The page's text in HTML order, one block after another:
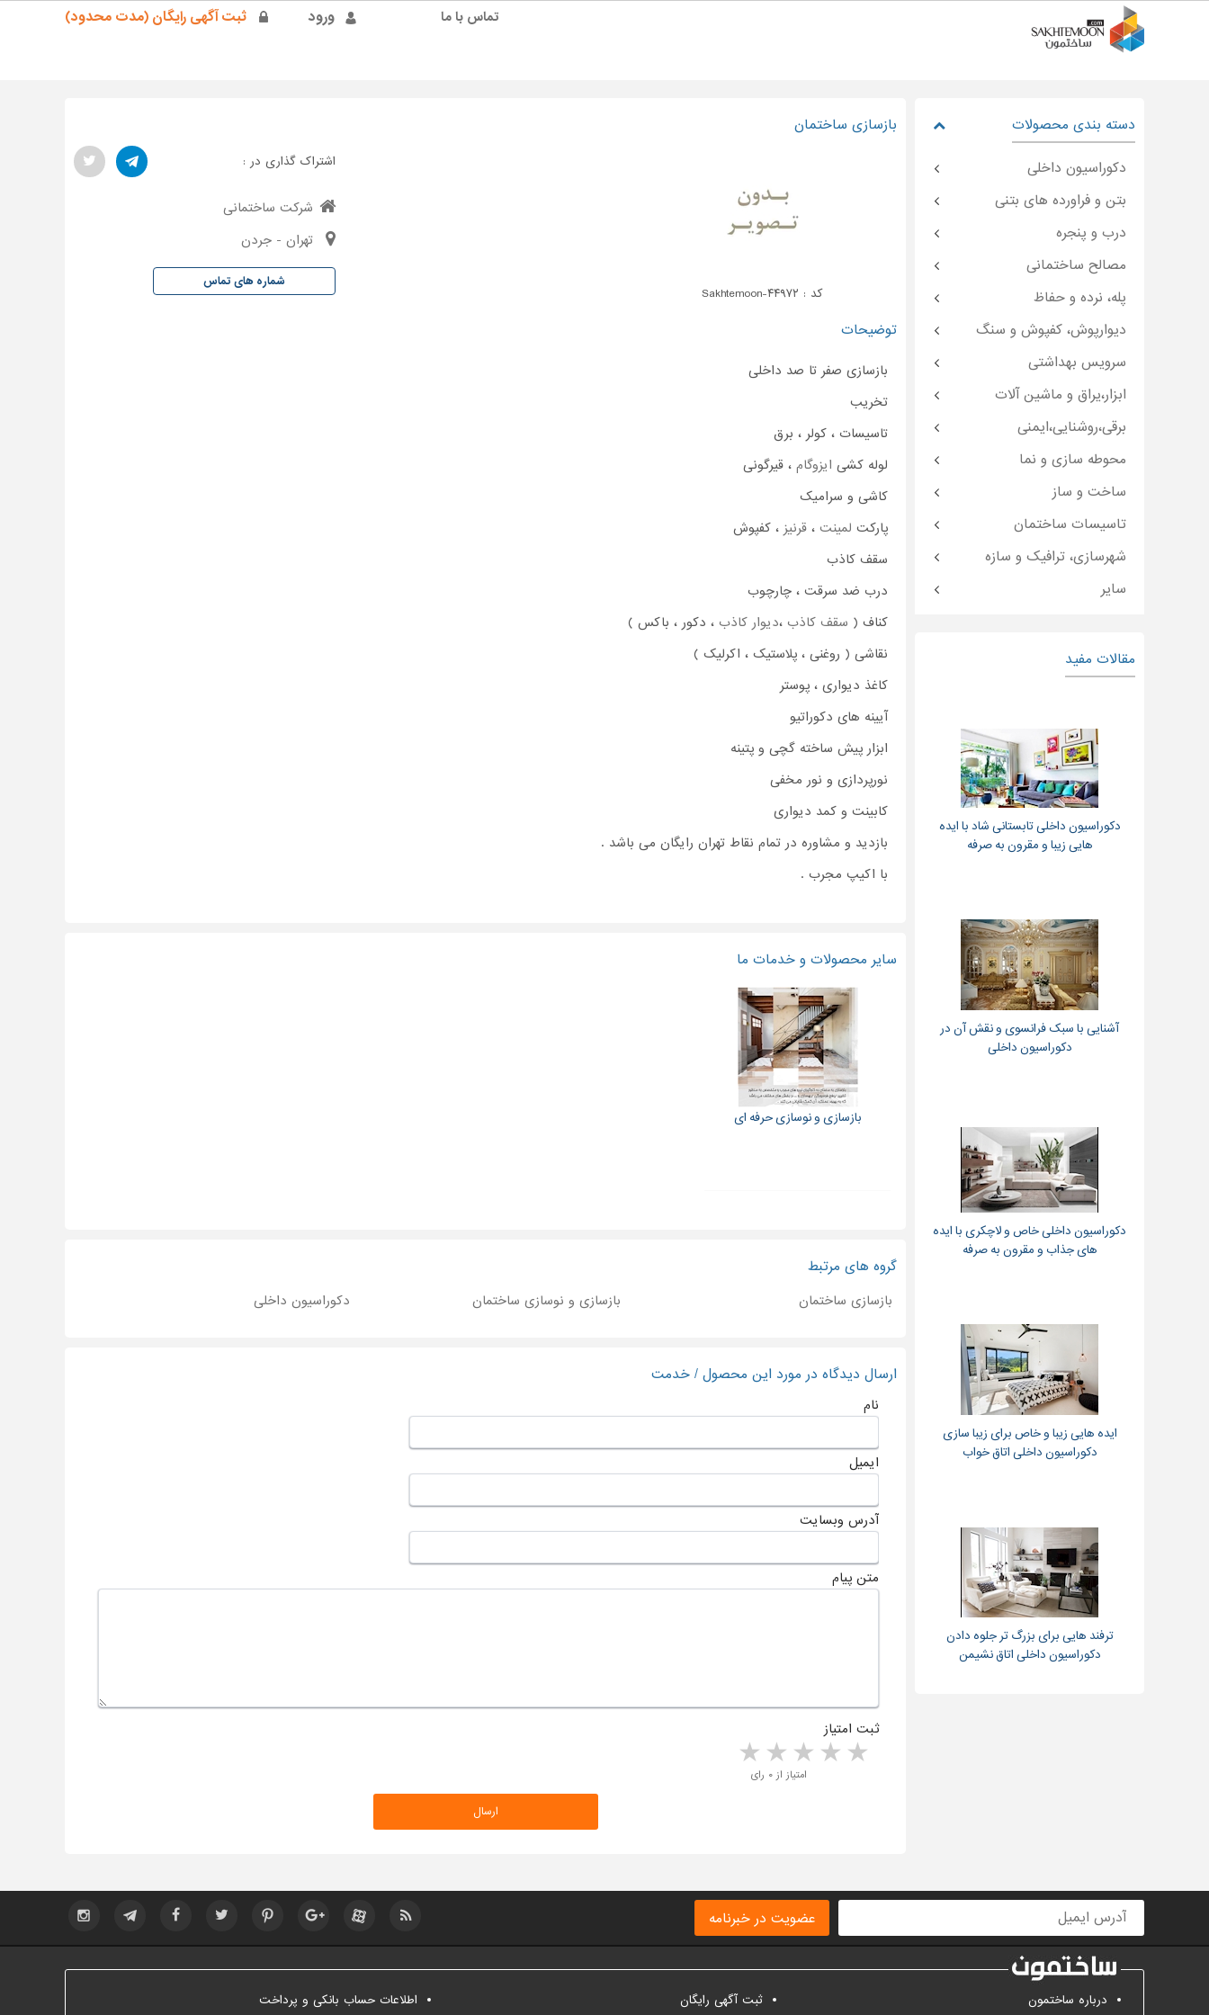
ورود ثبت آگهی رایگان (مدت محدود) تماس با ما
بازسازی ساختمان
کد : Sakhtemoon-۴۴۹۷۲
توضیحات
بازسازی صفر تا صد داخلی
تخریب
تاسیسات ، کولر ، برق
لوله کشی ایزوگام ، قیرگونی
کاشی و سرامیک
پارکت لمینت ، قرنیز ، کفپوش
سقف کاذب
درب ضد سرقت ، چارچوب
کناف ( سقف کاذب ،دیوار کاذب ، دکور ، باکس )
نقاشی ( روغنی ، پلاستیک ، اکرلیک )
کاغذ دیواری ، پوستر
آیینه های دکوراتیو
ابزار پیش ساخته گچی و پتینه
نورپردازی و نور مخفی
کابینت و کمد دیواری
بازدید و مشاوره در تمام نقاط تهران رایگان می باشد .
با اکیپ مجرب .
اشتراک گذاری در :
شرکت ساختمانی
تهران - جردن
شماره های تماس
سایر محصولات و خدمات ما
بازسازی و نوسازی حرفه ای
گروه های مرتبط
بازسازی ساختمان بازسازی و نوسازی ساختمان دکوراسیون داخلی
ارسال دیدگاه در مورد این محصول / خدمت
نام
ایمیل
آدرس وبسایت
متن پیام
ثبت امتیاز
4 stars 3 stars 2 stars 1 star امتیاز از ۰ رای
دسته بندی محصولات
دکوراسیون داخلی
بتن و فراورده های بتنی
درب و پنجره
مصالح ساختمانی
پله، نرده و حفاظ
دیوارپوش، کفپوش و سنگ
سرویس بهداشتی
ابزار،یراق و ماشین آلات
برقی،روشنایی،ایمنی
محوطه سازی و نما
ساخت و ساز
تاسیسات ساختمان
شهرسازی، ترافیک و سازه
سایر
مقالات مفید
دکوراسیون داخلی تابستانی شاد با ایده
هایی زیبا و مقرون به صرفه
آشنایی با سبک فرانسوی و نقش آن در
دکوراسیون داخلی
دکوراسیون داخلی خاص و لاچکری با ایده
های جذاب و مقرون به صرفه
ایده هایی زیبا و خاص برای زیبا سازی
دکوراسیون داخلی اتاق خواب
ترفند هایی برای بزرگ تر جلوه دادن
دکوراسیون داخلی اتاق نشیمن
عضویت در خبرنامه
درباره ساختمون ثبت آگهی رایگان اطلاعات حساب بانکی و پرداخت